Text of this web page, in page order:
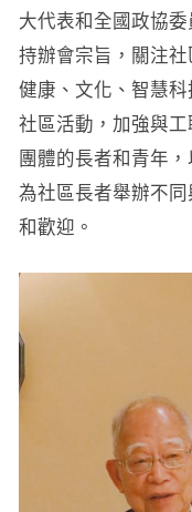
大代表和全國政協
持辦會宗旨，關注
健康、文化、智慧
社區活動，加強與
團體的長者和青年
為社區長者舉辦不
和歡迎。